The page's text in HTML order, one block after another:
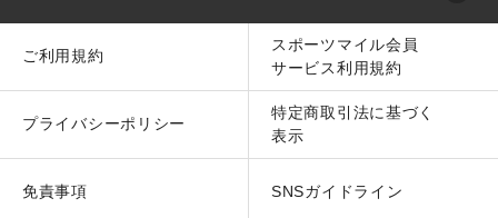
ご利用規約
スポーツマイル会員
サービス利用規約
プライバシーポリシー
特定商取引法に基づく
表示
免責事項 SNSガイドライン